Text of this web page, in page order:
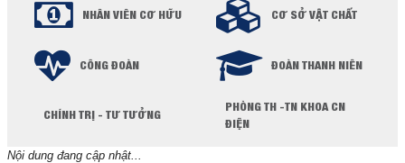
NHÂN VIÊN CƠ HỮU CƠ SỞ VẬT CHẤT
CÔNG ĐOÀN ĐOÀN THANH NIÊN
CHÍNH TRỊ - TƯ TƯỞNG
PHÒNG TH -TN KHOA CN
ĐIỆN
Nội dung đang cập nhật...